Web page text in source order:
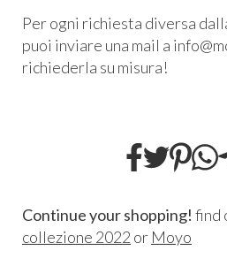
Per ogni richiesta diversa
puoi inviare una mail a
richiederla su misura!
Continue your shopping! find
collezione 2022 or Moyo